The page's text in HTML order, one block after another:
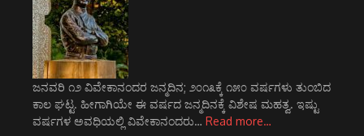
ಜನವರಿ ೧೨ ವಿವೇಕಾನಂದರ ಜನ್ಮದಿನ; ೨೦೧೩ಕ್ಕೆ ೧೫೦ ವರ್ಷಗಳು ತುಂಬಿದ
ಕಾಲ ಘಟ್ಟ. ಹೀಗಾಗಿಯೇ ಈ ವರ್ಷದ ಜನ್ಮದಿನಕ್ಕೆ ವಿಶೇಷ ಮಹತ್ವ. ಇಷ್ಟು
ವರ್ಷಗಳ ಅವಧಿಯಲ್ಲಿ ವಿವೇಕಾನಂದರು… Read more…